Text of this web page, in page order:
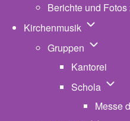
Berichte und Fotos
Kirchenmusik
Gruppen
Kantorei
Schola
Messe